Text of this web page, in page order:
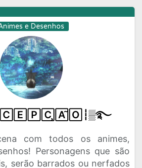
e Desenhos
com todos os animes,
Personagens que são
serão barrados ou nerfados